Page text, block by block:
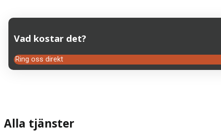
Vad kostar det?
Ring oss direkt
Alla tjänster